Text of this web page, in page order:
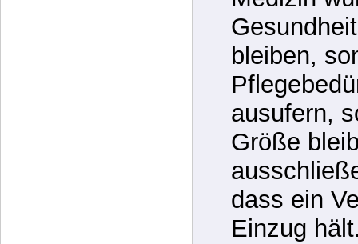
Medizin,
Medizin
bleiben,
ausufern,
Größe